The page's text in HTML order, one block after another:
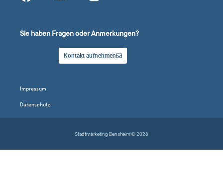
Sie haben Fragen oder Anmerkungen?
Kontakt aufnehmen
Impressum
Datenschutz
Stadtmarketing Bensheim © 2026